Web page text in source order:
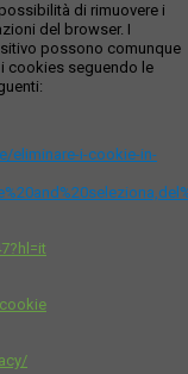
di rimuovere i
del browser. I
possono comunque
cookies seguendo le
eliminare-i-cookie-in-